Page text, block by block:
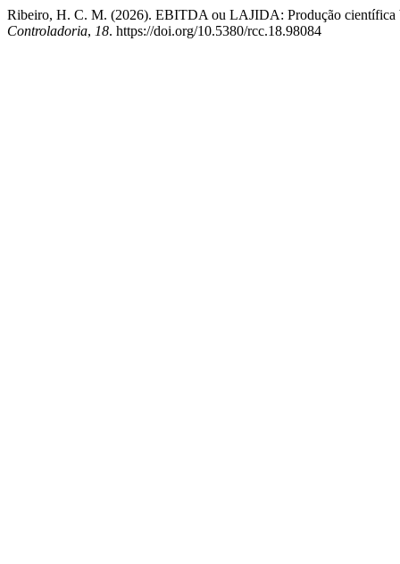
Ribeiro, H. C. M. (2026). EBITDA ou LAJIDA: Produção científica
Controladoria, 18. https://doi.org/10.5380/rcc.18.98084